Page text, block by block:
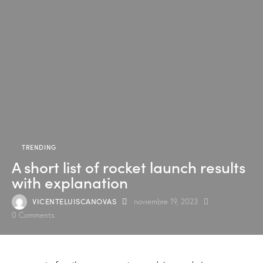
TRENDING
A short list of rocket launch results
with explanation
VICENTELUISCANOVAS
noviembre 19, 2023
0 Comments